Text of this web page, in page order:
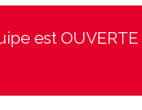
est OUVERTE